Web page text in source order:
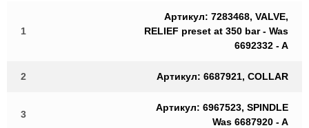
1
Артикул: 7283468, VALVE,
RELIEF preset at 350 bar - Was
6692332 - A
2 Артикул: 6687921, COLLAR
3
Артикул: 6967523, SPINDLE
Was 6687920 - A